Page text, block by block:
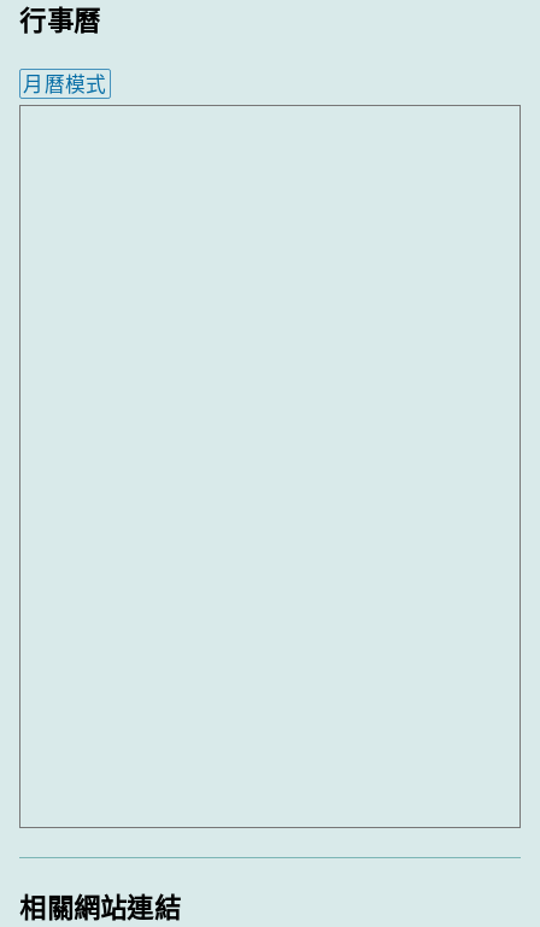
行事曆
月曆模式
相關網站連結